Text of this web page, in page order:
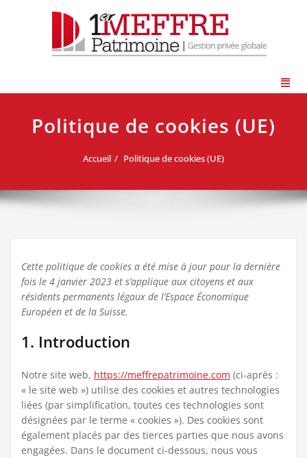
Politique de cookies (UE)
Accueil Politique de cookies (UE)
Cette politique de cookies a été mise à jour pour la dernière
fois le 4 janvier 2023 et s’applique aux citoyens et aux
résidents permanents légaux de l’Espace Économique
Européen et de la Suisse.
1. Introduction
Notre site web, https://meffrepatrimoine.com (ci-après :
« le site web ») utilise des cookies et autres technologies
liées (par simplification, toutes ces technologies sont
désignées par le terme « cookies »). Des cookies sont
également placés par des tierces parties que nous avons
engagées. Dans le document ci-dessous, nous vous